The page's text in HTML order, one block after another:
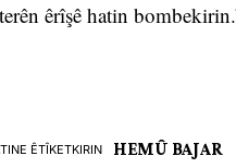
êrîşê hatin
ÊTÎKETKIRIN HEMÛ BAJAR